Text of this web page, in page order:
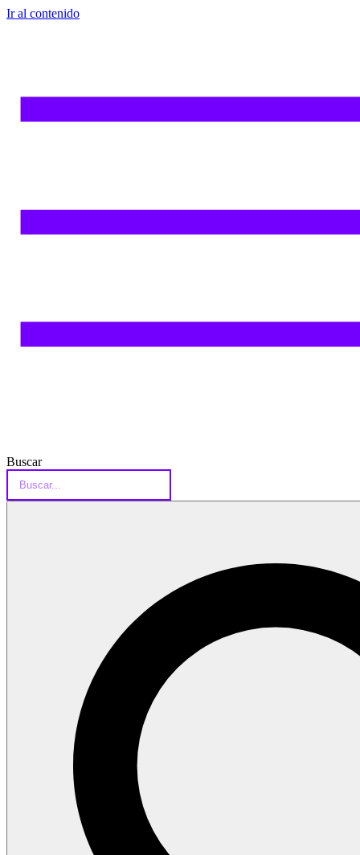
Ir al contenido
Buscar